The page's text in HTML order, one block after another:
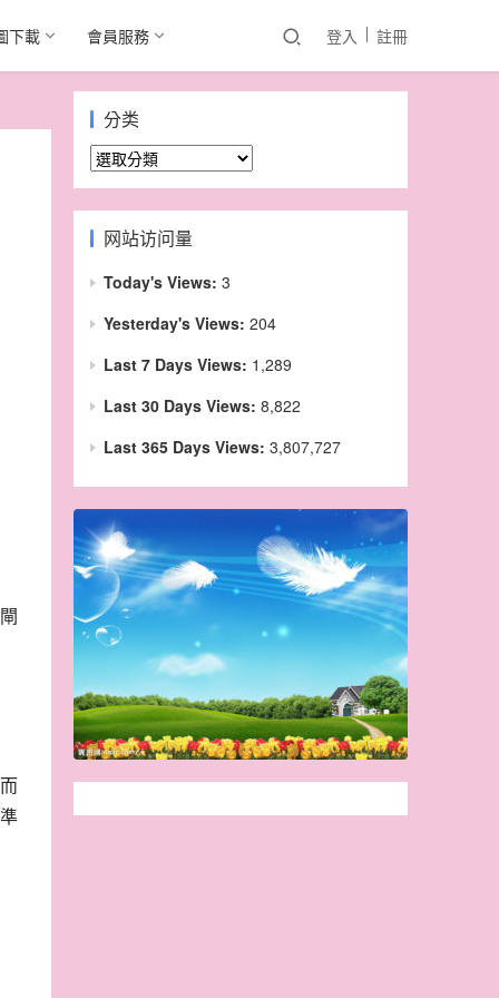
下載 會員服務 登入 註冊
分类
分
类
网站访问量
Today's Views: 3
Yesterday's Views: 204
Last 7 Days Views: 1,289
Last 30 Days Views: 8,822
Last 365 Days Views: 3,807,727